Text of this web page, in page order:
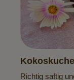
Richtig saftig